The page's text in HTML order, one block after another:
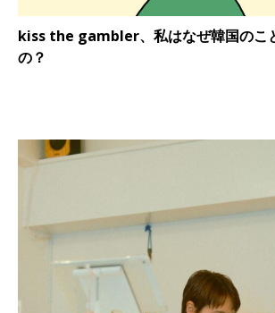
kiss the gambler、私はなぜ韓国のこ
の？